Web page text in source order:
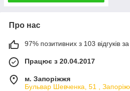
Про нас
97% позитивних з 103 відгуків за
Працює з 20.04.2017
м. Запоріжжя
Бульвар Шевченка, 51 ,